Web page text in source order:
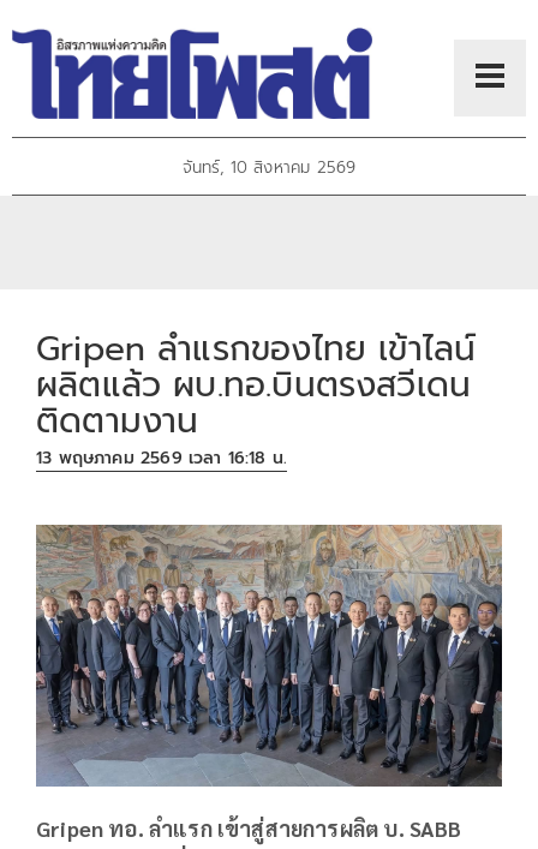
จันทร์, 10 สิงหาคม 2569
Gripen ลำแรกของไทย เข้าไลน์
ผลิตแล้ว ผบ.ทอ.บินตรงสวีเดน
ติดตามงาน
13 พฤษภาคม 2569 เวลา 16:18 น.
Gripen ทอ. ลำแรก เข้าสู่สายการผลิต บ. SABB